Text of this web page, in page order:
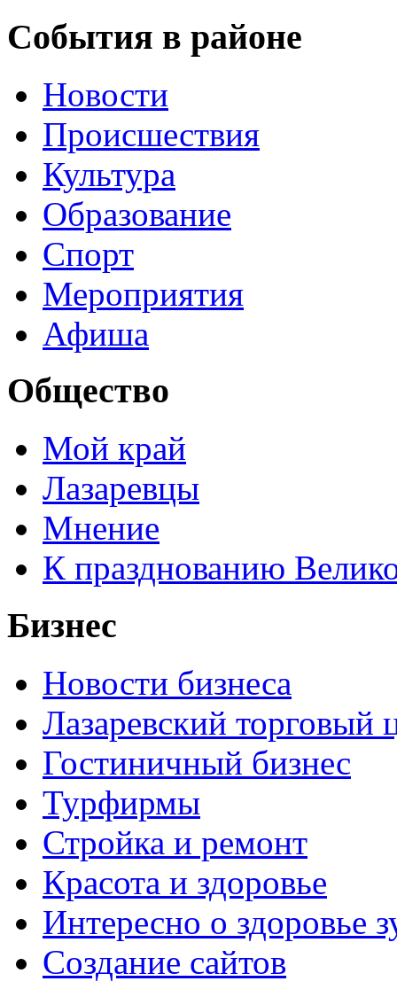
События в районе
Новости
Происшествия
Культура
Образование
Спорт
Мероприятия
Афиша
Общество
Мой край
Лазаревцы
Мнение
К празднованию
Бизнес
Новости бизнеса
Лазаревский торговый
Гостиничный бизнес
Турфирмы
Стройка и ремонт
Красота и здоровье
Интересно о здоровье
Создание сайтов